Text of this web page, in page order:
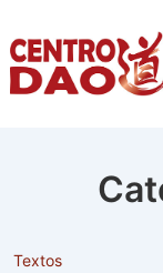
para
Textos